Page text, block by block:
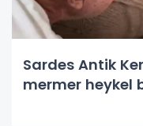
Sardes Antik
mermer heykel